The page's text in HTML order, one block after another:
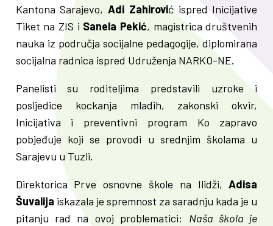
Kantona Sarajevo,Adi Zahirović ispred Inicijative
Tiket na ZIS i Sanela Pekić, magistrica društvenih
nauka iz područja socijalne pedagogije, diplomirana
socijalna radnica ispred Udruženja NARKO-NE.
Panelisti su roditeljima predstavili uzroke i
posljedice kockanja mladih, zakonski okvir,
Inicijativa i preventivni program Ko zapravo
pobjeđuje koji se provodi u srednjim školama u
Sarajevu u Tuzli.
Direktorica Prve osnovne škole na Ilidži,Adisa
Šuvalija iskazala je spremnost za saradnju kada je u
pitanju rad na ovoj problematici: Naša škola je